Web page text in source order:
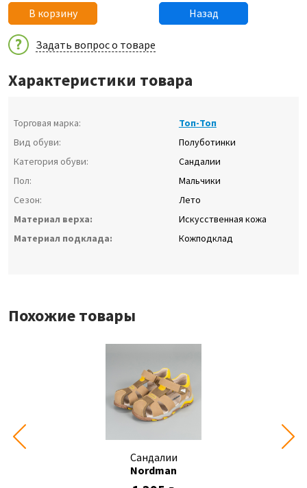
В корзину Назад
Задать вопрос о товаре
Характеристики товара
Торговая марка:
Топ-Топ
Вид обуви:
Полуботинки
Категория обуви:
Сандалии
Пол:
Мальчики
Сезон:
Лето
Материал верха:
Искусственная кожа
Материал подклада:
Кожподклад
Похожие товары
Сандалии
Nordman